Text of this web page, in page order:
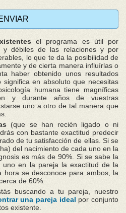
el programa es útil por
y débiles de las relaciones y por
lo que te da la posibilidad de
y de cierta manera influírlas o
haber obtenido unos resultados
en absoluto que necesitas
humana tiene magníficas
y durante años de vuestras
uno a otro de tal manera que
(que se han recién ligado o ni
con bastante exactitud predecir
de tu satisfacción de ellas. Si se
del nacimiento de cada uno en la
es más de 90%. Si se sabe la
uno en la pareja la exactitud de la
hora se desconoce para ambos, la
de 60%.
buscando a tu pareja, nuestro
una pareja ideal por conjunto
existente.